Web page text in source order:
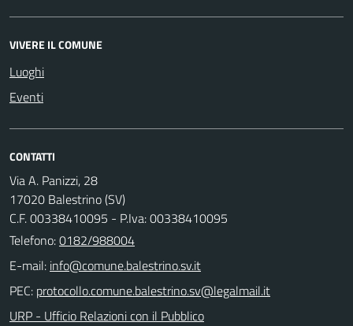
VIVERE IL COMUNE
Luoghi
Eventi
CONTATTI
Via A. Panizzi, 28
17020 Balestrino (SV)
C.F. 00338410095 - P.Iva: 00338410095
Telefono:0182/988004
E-mail:
PEC:
URP - Ufficio Relazioni con il Pubblico